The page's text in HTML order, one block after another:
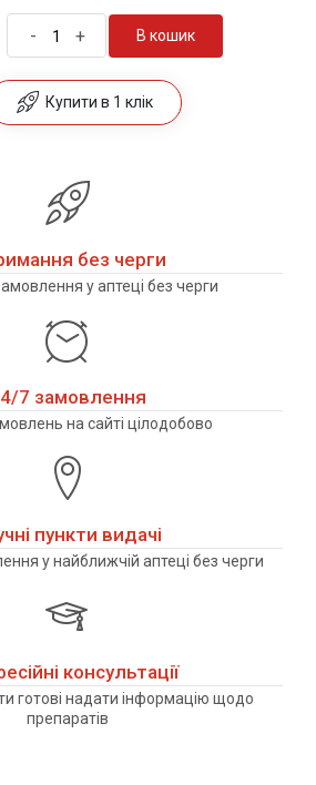
- + В кошик
Купити в 1 клік
без черги
у аптеці без черги
7 замовлення
на сайті цілодобово
пункти видачі
у найближчій аптеці без черги
консультації
готові надати інформацію щодо
препаратів